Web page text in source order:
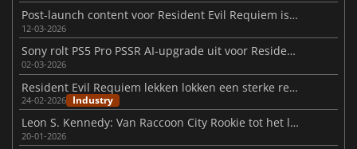
Post-launch content voor Resident Evil Requiem is al onderweg
12-03-2026
Sony rolt PS5 Pro PSSR AI-upgrade uit voor Resident Evil
02-03-2026
Resident Evil Requiem lekken lokken een sterke reactie van Kamiya uit
24-02-2026 Industry
Leon S. Kennedy: Van Raccoon City Rookie tot het laatste Requiem
20-01-2026